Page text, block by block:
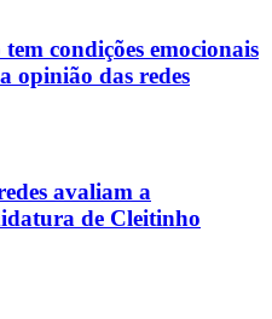
condições emocionais
opinião das redes
avaliam a
de Cleitinho